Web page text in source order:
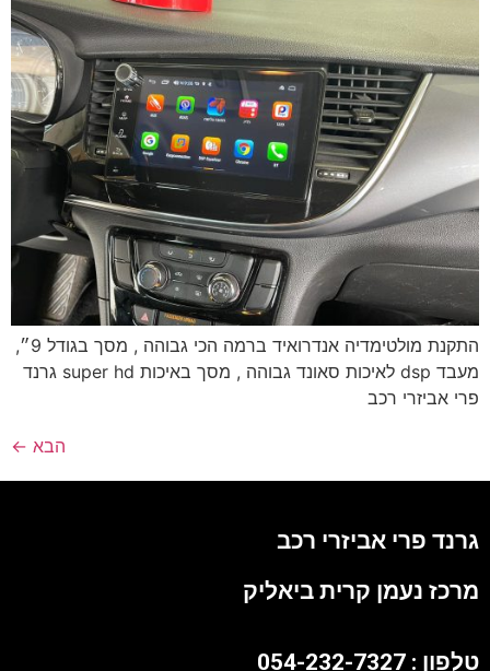
התקנת מולטימדיה אנדרואיד ברמה הכי גבוהה , מסך בגודל 9״,
מעבד dsp לאיכות סאונד גבוהה , מסך באיכות super hd גרנד
פרי אביזרי רכב
הבא ←
גרנד פרי אביזרי רכב
מרכז נעמן קרית ביאליק
טלפון : 054-232-7327